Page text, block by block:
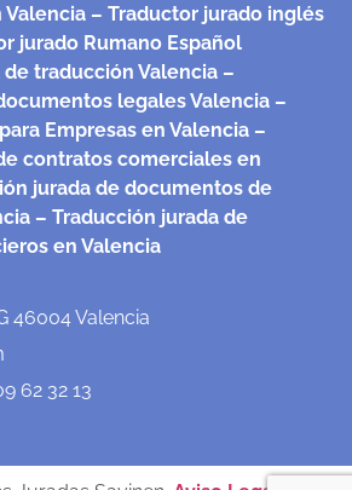
Valencia – Traductor jurado inglés
jurado Rumano Español
de traducción Valencia –
legales Valencia –
Empresas en Valencia –
contratos comerciales en
jurada de documentos de
– Traducción jurada de
en Valencia
46004 Valencia
62 32 13